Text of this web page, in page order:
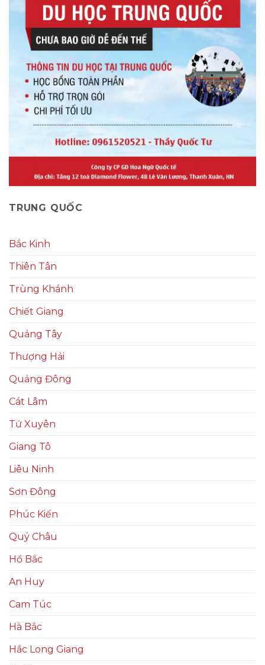
TRUNG QUỐC
Bắc Kinh
Thiên Tân
Trùng Khánh
Chiết Giang
Quảng Tây
Thượng Hải
Quảng Đông
Cát Lâm
Tứ Xuyên
Giang Tô
Liêu Ninh
Sơn Đông
Phúc Kiến
Quý Châu
Hồ Bắc
An Huy
Cam Túc
Hà Bắc
Hắc Long Giang